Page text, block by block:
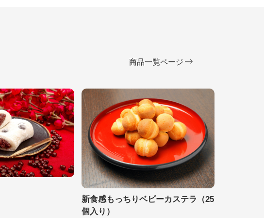
新食感もっちりベビーカステラ（25
個入り）
商品一覧ページ